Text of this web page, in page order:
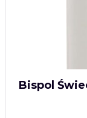
Bispol